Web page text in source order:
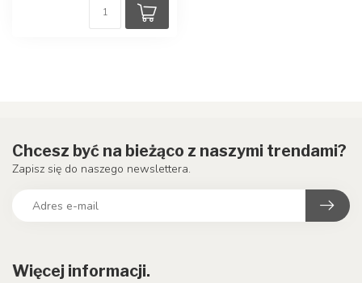
Więcej informacji.
Chcesz być na bieżąco z naszymi trendami?
Zapisz się do naszego newslettera.